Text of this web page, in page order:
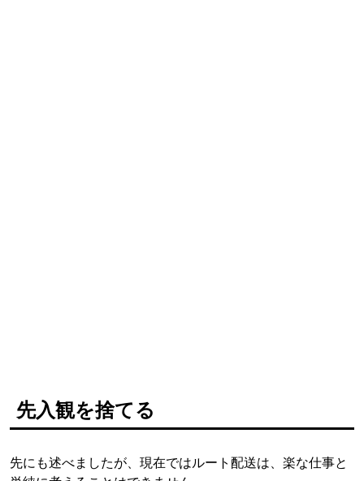
先入観を捨てる
先にも述べましたが、現在ではルート配送は、楽な仕事と